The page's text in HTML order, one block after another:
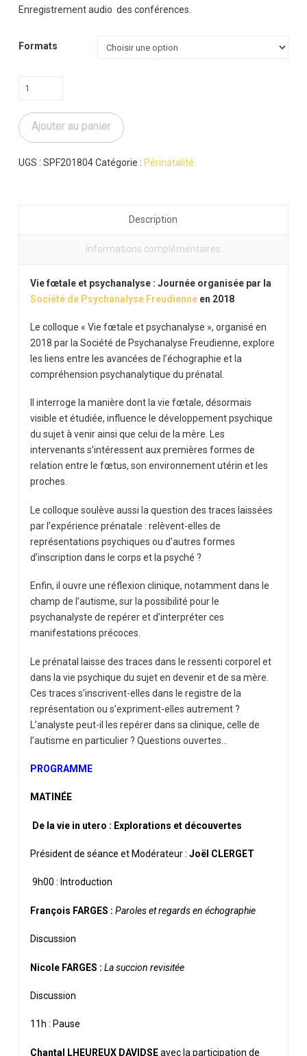
30.00 €
à
Enregistrement audio des conférences.
Formats
quantité
Vie
fœtale
psychanalyse
Ajouter au panier
UGS : SPF201804Catégorie : Périnatalité
Description
Informations complémentaires
Vie fœtale et psychanalyse : Journée organisée par la
Société de Psychanalyse Freudienneen 2018
Le colloque « Vie fœtale et psychanalyse », organisé en
2018 par la Société de Psychanalyse Freudienne, explore
les liens entre les avancées de l’échographie et la
compréhension psychanalytique du prénatal.
Il interroge la manière dont la vie fœtale, désormais
visible et étudiée, influence le développement psychique
du sujet à venir ainsi que celui de la mère. Les
intervenants s’intéressent aux premières formes de
relation entre le fœtus, son environnement utérin et les
proches.
Le colloque soulève aussi la question des traces laissées
par l’expérience prénatale : relèvent-elles de
représentations psychiques ou d’autres formes
d’inscription dans le corps et la psyché ?
Enfin, il ouvre une réflexion clinique, notamment dans le
champ de l’autisme, sur la possibilité pour le
psychanalyste de repérer et d’interpréter ces
manifestations précoces.
Le prénatal laisse des traces dans le ressenti corporel et
dans la vie psychique du sujet en devenir et de sa mère.
Ces traces s’inscrivent-elles dans le registre de la
représentation ou s’expriment-elles autrement ?
L’analyste peut-il les repérer dans sa clinique, celle de
l’autisme en particulier ? Questions ouvertes…
PROGRAMME
MATINÉE
De la vie in utero : Explorations et découvertes
Président de séance et Modérateur : Joël CLERGET
9h00 : Introduction
François FARGES : Paroles et regards en échographie
Discussion
Nicole FARGES : La succion revisitée
Discussion
11h : Pause
Chantal LHEUREUX DAVIDSEavec la participation de